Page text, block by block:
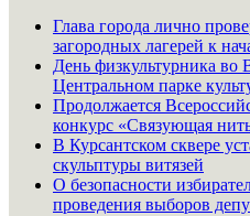
Глава города лично
загородных лагерей к
День физкультурника во
Центральном парке
Продолжается
конкурс «Связующая
В Курсантском сквере
скульптуры витязей
О безопасности
проведения выборов